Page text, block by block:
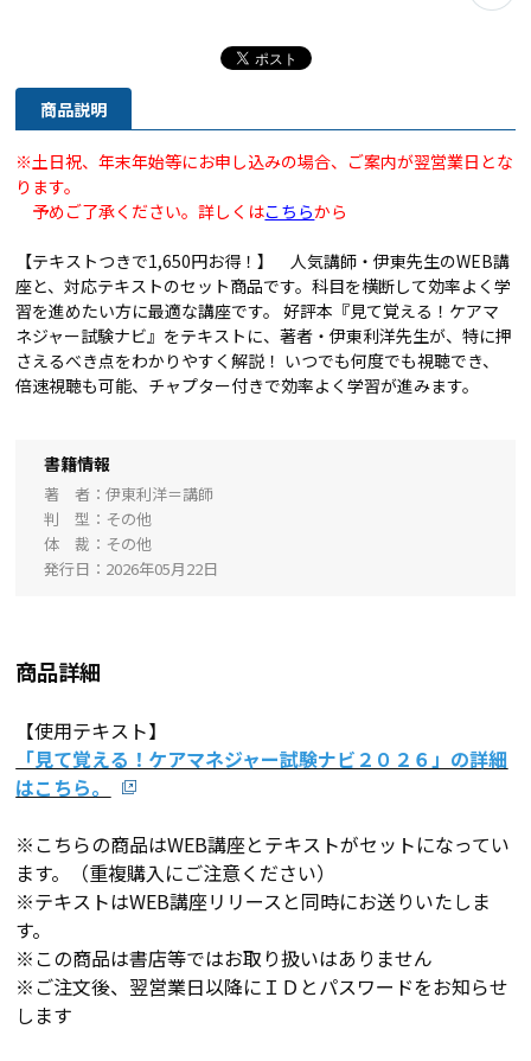
商品説明
※土日祝、年末年始等にお申し込みの場合、ご案内が翌営業日とな
ります。
予めご了承ください。詳しくはこちらから
【テキストつきで1,650円お得！】 人気講師・伊東先生のWEB講
座と、対応テキストのセット商品です。科目を横断して効率よく学
習を進めたい方に最適な講座です。 好評本『見て覚える！ケアマ
ネジャー試験ナビ』をテキストに、著者・伊東利洋先生が、特に押
さえるべき点をわかりやすく解説！ いつでも何度でも視聴でき、
倍速視聴も可能、チャプター付きで効率よく学習が進みます。
書籍情報
著 者
伊東利洋＝講師
判 型
その他
体 裁
その他
発行日
2026年05月22日
商品詳細
【使用テキスト】
「見て覚える！ケアマネジャー試験ナビ２０２６」の詳細
はこちら。
※こちらの商品はWEB講座とテキストがセットになってい
ます。（重複購入にご注意ください）
※テキストはWEB講座リリースと同時にお送りいたしま
す。
※この商品は書店等ではお取り扱いはありません
※ご注文後、翌営業日以降にＩＤとパスワードをお知らせ
します